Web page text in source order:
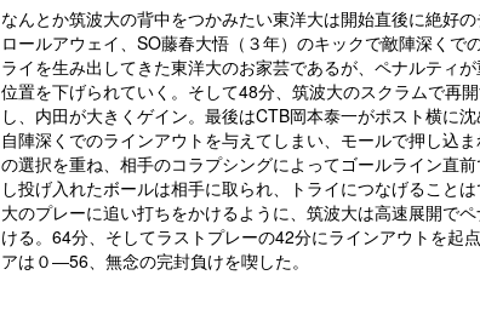
なんとか筑波大の背中をつかみたい東洋大は開始直後に絶好
ロールアウェイ、SO藤春大悟（３年）のキックで敵陣深くで
ライを生み出してきた東洋大のお家芸であるが、ペナルティ
位置を下げられていく。そして48分、筑波大のスクラムで再
し、内田が大きくゲイン。最後はCTB岡本泰一がポスト横に
自陣深くでのラインアウトを与えてしまい、モールで押し込
の選択を重ね、相手のコラプシングによってゴールライン直
し投げ入れたボールは相手に取られ、トライにつなげること
大のプレーに追い打ちをかけるように、筑波大は高速展開で
ける。64分、そしてラストプレーの42分にラインアウトを起
アは０―56、無念の完封負けを喫した。